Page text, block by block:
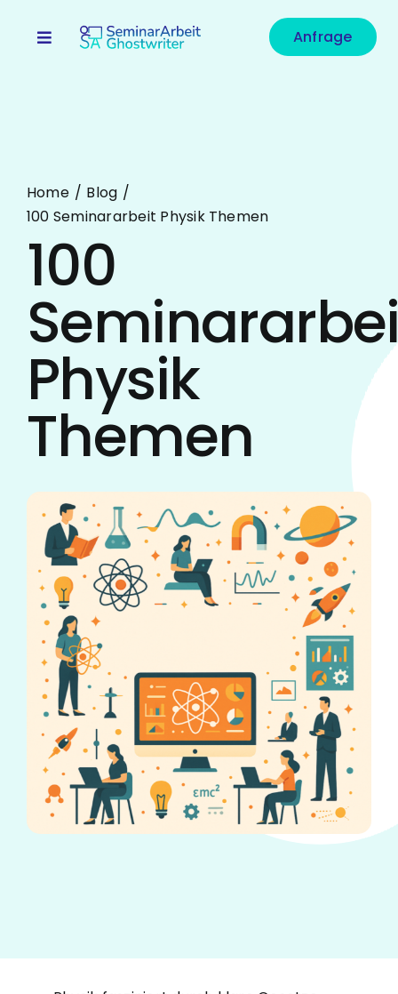
Inhalt
Toggle
Blog
Unternehmen
Anfrage
Home
Blog
100 Seminararbeit Physik Themen
100
Physik
Themen